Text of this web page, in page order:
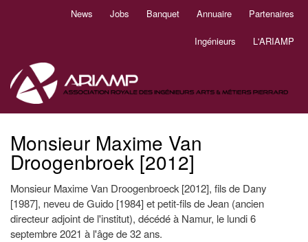
News Jobs Banquet Annuaire Partenaires
Ingénieurs L'ARIAMP
Monsieur Maxime Van
Droogenbroek [2012]
Monsieur Maxime Van Droogenbroeck [2012], fils de Dany
[1987], neveu de Guido [1984]et petit-fils de Jean (ancien
directeur adjoint de l'institut), décédé à Namur, le lundi 6
septembre 2021 à l'âge de 32 ans.